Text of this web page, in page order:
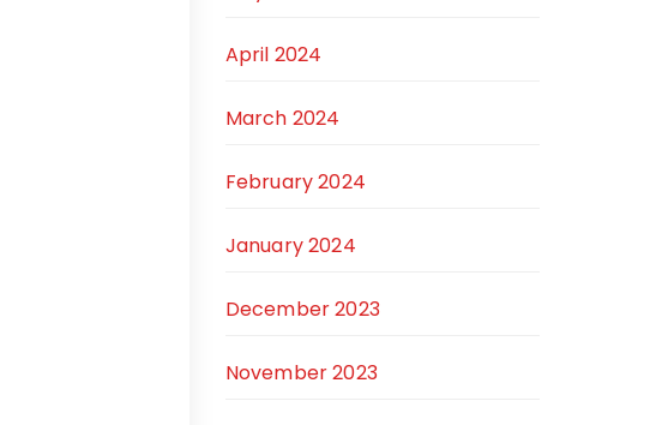
April 2024
March 2024
February 2024
January 2024
December 2023
November 2023